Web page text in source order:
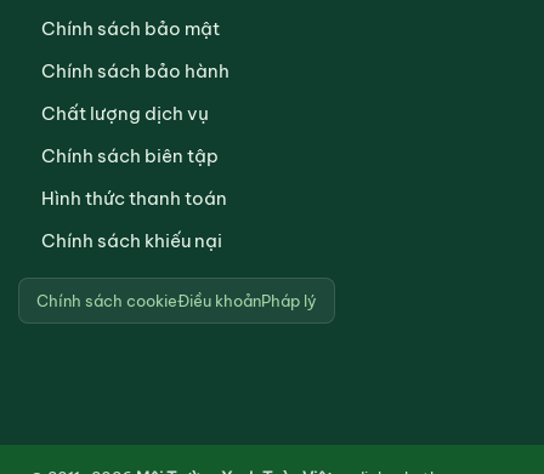
Chính sách bảo mật
Chính sách bảo hành
Chất lượng dịch vụ
Chính sách biên tập
Hình thức thanh toán
Chính sách khiếu nại
Chính sách cookieĐiều khoảnPháp lý